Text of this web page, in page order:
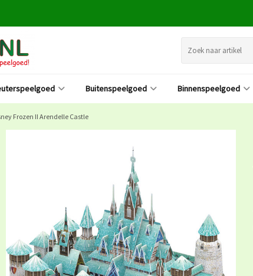
Buitenspeelgoed Binnenspeelgoed
Frozen II Arendelle Castle